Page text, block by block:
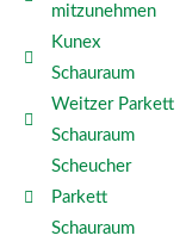
mitzunehmen
Kunex
Schauraum
Weitzer Parkett
Schauraum
Scheucher
Parkett
Schauraum